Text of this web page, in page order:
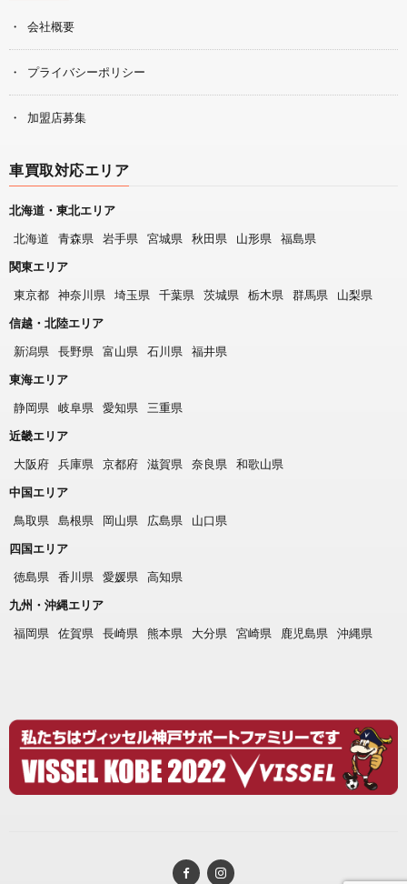
会社概要
プライバシーポリシー
加盟店募集
車買取対応エリア
北海道・東北エリア
北海道
青森県 岩手県 宮城県 秋田県 山形県
福島県
関東エリア
東京都
神奈川県 埼玉県 千葉県 茨城県 栃木県 群馬県
山梨県
信越・北陸エリア
新潟県
長野県 富山県 石川県
福井県
東海エリア
静岡県
岐阜県 愛知県
三重県
近畿エリア
大阪府
兵庫県 京都府 滋賀県 奈良県
和歌山県
中国エリア
鳥取県
島根県 岡山県 広島県
山口県
四国エリア
徳島県
香川県 愛媛県
高知県
九州・沖縄エリア
福岡県
佐賀県 長崎県 熊本県 大分県 宮崎県 鹿児島県 沖縄県